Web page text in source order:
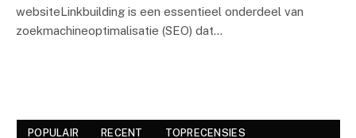
websiteLinkbuilding is een essentieel onderdeel van
zoekmachineoptimalisatie (SEO) dat…
POPULAIR RECENT TOPRECENSIES